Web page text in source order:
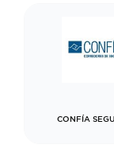
CONFÍA